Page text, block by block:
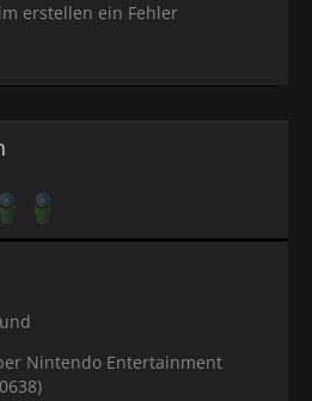
erstellen ein Fehler
Nintendo Entertainment